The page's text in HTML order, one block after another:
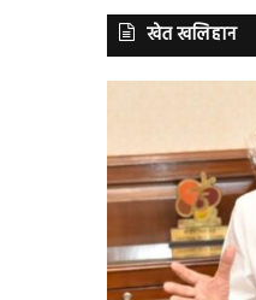
खेत खलिहान